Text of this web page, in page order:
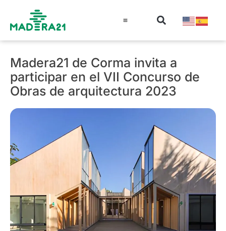
Madera21 de Corma invita a
participar en el VII Concurso de
Obras de arquitectura 2023